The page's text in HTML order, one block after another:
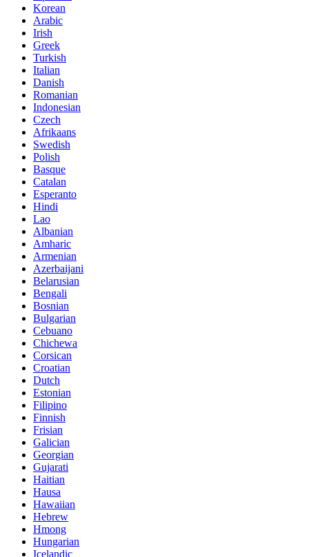
Korean
Arabic
Irish
Greek
Turkish
Italian
Danish
Romanian
Indonesian
Czech
Afrikaans
Swedish
Polish
Basque
Catalan
Esperanto
Hindi
Lao
Albanian
Amharic
Armenian
Azerbaijani
Belarusian
Bengali
Bosnian
Bulgarian
Cebuano
Chichewa
Corsican
Croatian
Dutch
Estonian
Filipino
Finnish
Frisian
Galician
Georgian
Gujarati
Haitian
Hausa
Hawaiian
Hebrew
Hmong
Hungarian
Icelandic